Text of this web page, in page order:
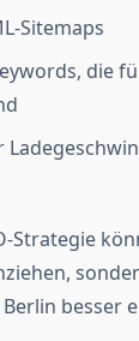
Sitemaps
die
Strategie
besser